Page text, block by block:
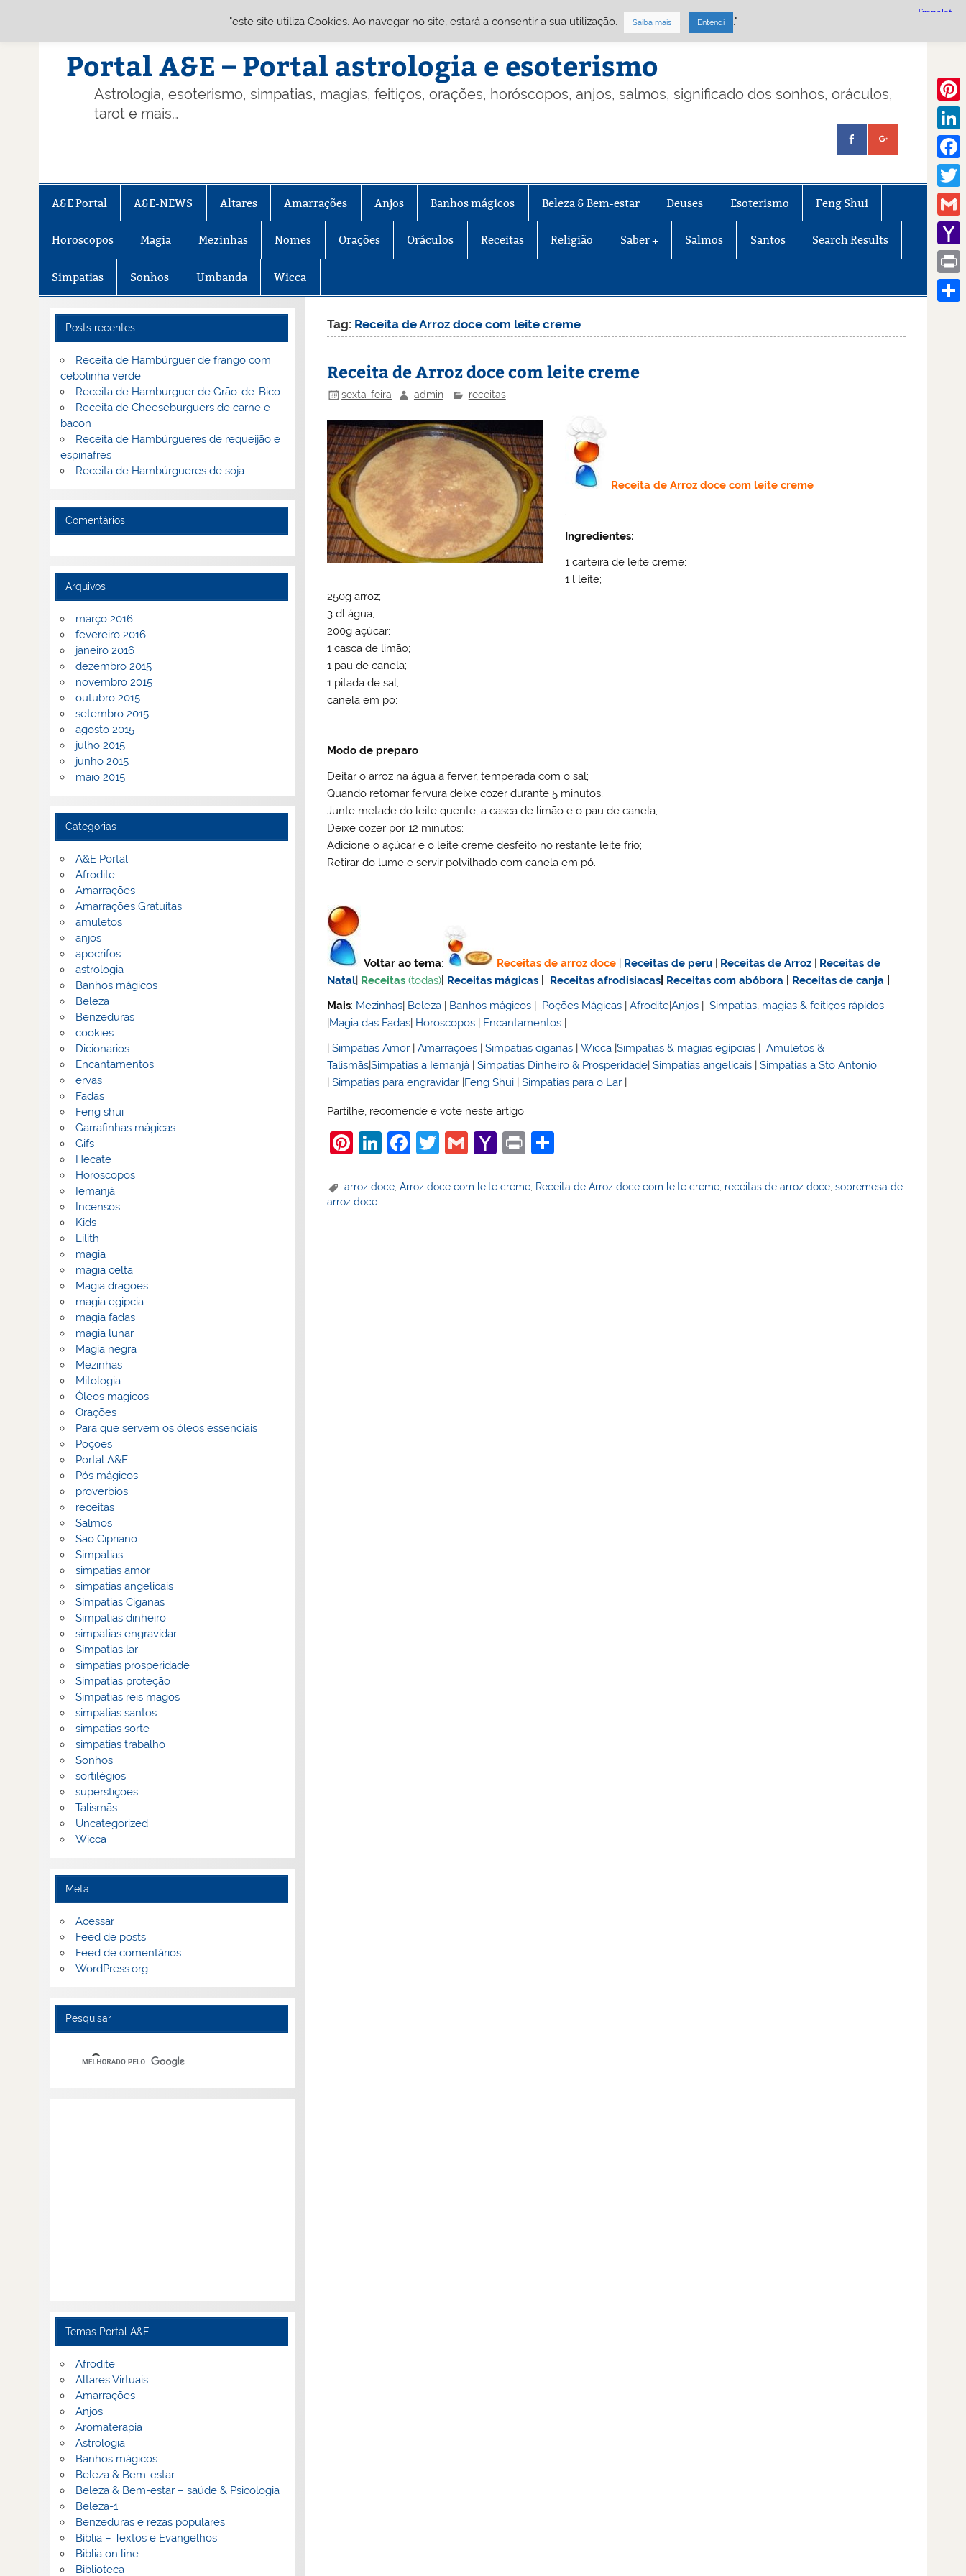
Portal A&E – Portal astrologia e esoterismo
Astrologia, esoterismo, simpatias, magias, feitiços, orações, horóscopos, anjos, salmos, significado dos sonhos, oráculos,
tarot e mais…
A&E Portal A&E-NEWS Altares Amarrações Anjos Banhos mágicos Beleza & Bem-estar Deuses Esoterismo Feng Shui
Horoscopos Magia Mezinhas Nomes Orações Oráculos Receitas Religião Saber + Salmos Santos Search Results
Simpatias Sonhos Umbanda Wicca
Tag: Receita de Arroz doce com leite creme
Receita de Arroz doce com leite creme
sexta-feira admin receitas
Receita de Arroz doce com leite creme
.
Ingredientes:
1 carteira de leite creme;
1 l leite;
250g arroz;
3 dl água;
200g açúcar;
1 casca de limão;
1 pau de canela;
1 pitada de sal;
canela em pó;
Modo de preparo
Deitar o arroz na água a ferver, temperada com o sal;
Quando retomar fervura deixe cozer durante 5 minutos;
Junte metade do leite quente, a casca de limão e o pau de canela;
Deixe cozer por 12 minutos;
Adicione o açúcar e o leite creme desfeito no restante leite frio;
Retirar do lume e servir polvilhado com canela em pó.
Voltar ao tema: Receitas dearroz doce | Receitas de peru | Receitas de Arroz | Receitas de
Natal| Receitas (todas) Receitas mágicas Receitas afrodisiacas Receitas com abóbora Receitas de canja
Mais: Mezinhas| Beleza | Banhos mágicos | Poções Mágicas |Afrodite|Anjos |Simpatias, magias & feitiços rápidos
|Magia das Fadas| Horoscopos | Encantamentos |
|Simpatias Amor |Amarrações |Simpatias ciganas |Wicca |Simpatias & magias egípcias |Amuletos &
Talismãs|Simpatias a Iemanjá |Simpatias Dinheiro & Prosperidade |Simpatias angelicais |Simpatias a Sto Antonio
|Simpatias para engravidar Feng Shui |Simpatias para o Lar
Partilhe, recomende e vote neste artigo
Pi
er
e
Li
k
e
F
c
e
T
itt
er
G
ai
l
Y
h
o
Pr
t
ar
e
arroz doce ,Arroz doce com leite creme Receita de Arroz doce com leite creme receitas de arroz doce ,sobremesa de
arroz doce
Posts recentes
Receita de Hambúrguer de frango com
cebolinha verde
Receita de Hamburguer de Grão-de-Bico
Receita de Cheeseburguers de carne e
bacon
Receita de Hambúrgueres de requeijão e
espinafres
Receita de Hambúrgueres de soja
Comentários
Arquivos
março 2016
fevereiro 2016
janeiro 2016
dezembro 2015
novembro 2015
outubro 2015
setembro 2015
agosto 2015
julho 2015
junho 2015
maio 2015
Categorias
A&E Portal
Afrodite
Amarrações
Amarrações Gratuitas
amuletos
anjos
apocrifos
astrologia
Banhos mágicos
Beleza
Benzeduras
cookies
Dicionarios
Encantamentos
ervas
Fadas
Feng shui
Garrafinhas mágicas
Gifs
Hecate
Horoscopos
Iemanjá
Incensos
Kids
Lilith
magia
magia celta
Magia dragoes
magia egipcia
magia fadas
magia lunar
Magia negra
Mezinhas
Mitologia
Óleos magicos
Orações
Para que servem os óleos essenciais
Poções
Portal A&E
Pós mágicos
proverbios
receitas
Salmos
São Cipriano
Simpatias
simpatias amor
simpatias angelicais
Simpatias Ciganas
Simpatias dinheiro
simpatias engravidar
Simpatias lar
simpatias prosperidade
Simpatias proteção
Simpatias reis magos
simpatias santos
simpatias sorte
simpatias trabalho
Sonhos
sortilégios
superstições
Talismãs
Uncategorized
Wicca
Meta
Acessar
Feed de posts
Feed de comentários
WordPress.org
Pesquisar
Temas Portal A&E
Afrodite
Altares Virtuais
Amarrações
Anjos
Aromaterapia
Astrologia
Banhos mágicos
Beleza & Bem-estar
Beleza & Bem-estar – saúde & Psicologia
Beleza-1
Benzeduras e rezas populares
Bíblia – Textos e Evangelhos
Biblia on line
Biblioteca
Gmail
Mail
Print
"este site utiliza Cookies. Ao navegar no site, estará a consentir a sua utilização. Saiba mais . Entendi ."